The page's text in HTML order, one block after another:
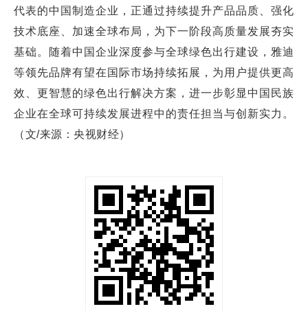
代表的中国制造企业，正通过持续提升产品品质、强化
技术底座、加速全球布局，为下一阶段高质量发展夯实
基础。随着中国企业深度参与全球绿色出行建设，雅迪
等领先品牌有望在国际市场持续拓展，为用户提供更高
效、更智慧的绿色出行解决方案，进一步彰显中国民族
企业在全球可持续发展进程中的责任担当与创新实力。
（文/来源：央视财经）